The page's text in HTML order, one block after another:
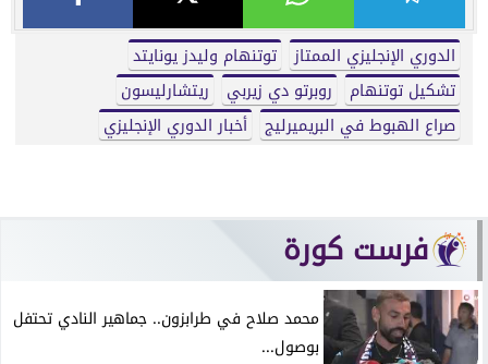
الدوري الإنجليزي الممتاز
توتنهام وليدز يونايتد
تشكيل توتنهام
روبرتو دي زيربي
ريتشارليسون
صراع الهبوط في البريميرليج
أخبار الدوري الإنجليزي
فرست كورة
محمد صلاح في طرابزون.. جماهير النادي تحتفل
بوصول...